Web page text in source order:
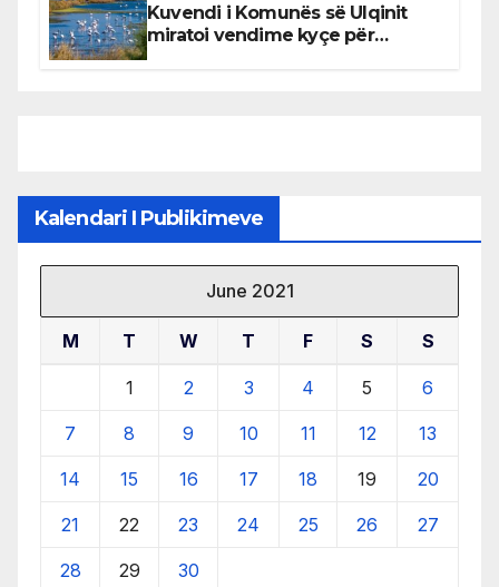
Kuvendi i Komunës së Ulqinit
miratoi vendime kyçe për
Kalendari I Publikimeve
June 2021
M T W T F S S
1 2 3 4 5 6
7 8 9 10 11 12 13
14 15 16 17 18 19 20
21 22 23 24 25 26 27
28 29 30